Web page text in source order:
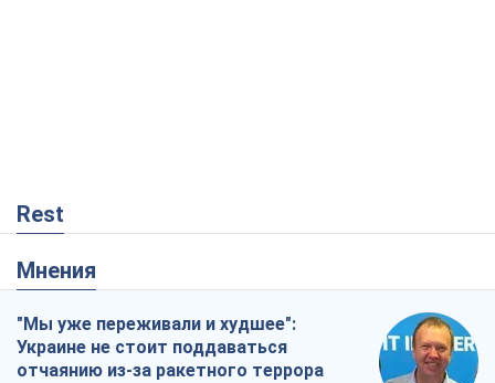
Rest
Мнения
"Мы уже переживали и худшее":
Украине не стоит поддаваться
отчаянию из-за ракетного террора